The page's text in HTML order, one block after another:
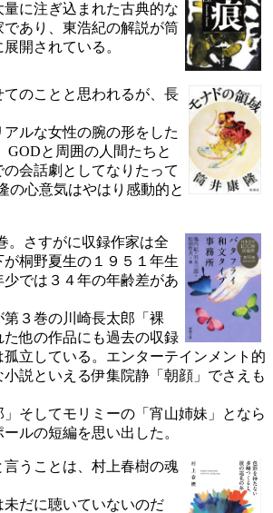
に注ぎ込まれた古典的な
あり、東浩紀の解説が筒
開されている。
てのことと思われるが、長
ルな女性の腕の形をした
と周囲の人間たちと
会話劇としてなりたって
の心意気はやはり感動的と
。さすがに収録作家は全
桐野夏生の１９５１年生
では３４年の年齢差があ
３巻の川崎長太郎「裸
他の作品にも過去の収録
立している。エンターテインメント的
説といえる伊集院静「朝顔」でさえも
そしてモリミーの「宵山姉妹」となら
ルの短編を思い出した。
うことは、村上春樹の魂
だに聴いていないのだ